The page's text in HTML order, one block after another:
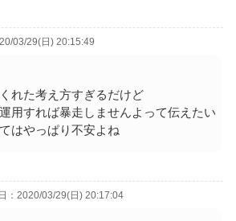
03/29(日) 20:15:49
れた考え方すぎるだけど
用すれば暴走しませんよって伝えたい
はやっぱり不安よね
：2020/03/29(日) 20:17:04